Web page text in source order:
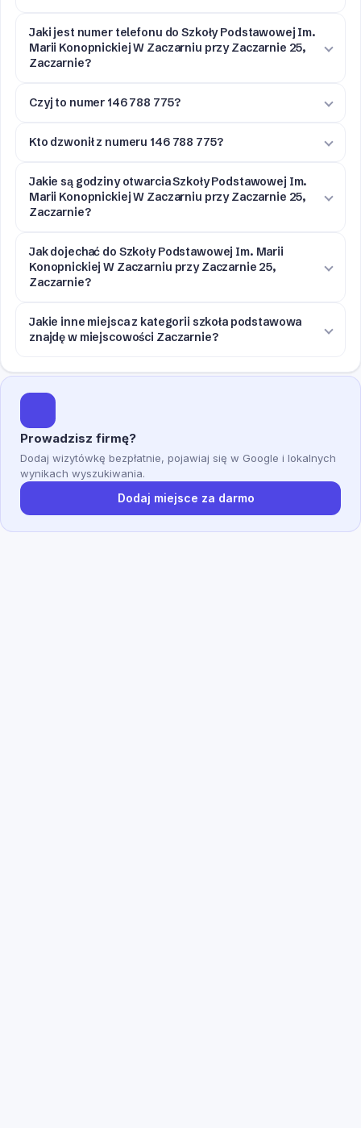
Jaki jest numer telefonu do Szkoły Podstawowej Im.
Marii Konopnickiej W Zaczarniu przy Zaczarnie 25,
Zaczarnie?
Czyj to numer 146 788 775?
Kto dzwonił z numeru 146 788 775?
Jakie są godziny otwarcia Szkoły Podstawowej Im.
Marii Konopnickiej W Zaczarniu przy Zaczarnie 25,
Zaczarnie?
Jak dojechać do Szkoły Podstawowej Im. Marii
Konopnickiej W Zaczarniu przy Zaczarnie 25,
Zaczarnie?
Jakie inne miejsca z kategorii szkoła podstawowa
znajdę w miejscowości Zaczarnie?
Prowadzisz firmę?
Dodaj wizytówkę bezpłatnie, pojawiaj się w Google i lokalnych
wynikach wyszukiwania.
Dodaj miejsce za darmo